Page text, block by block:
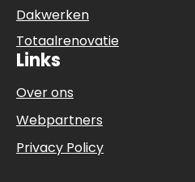
Dakwerken
Totaalrenovatie
Links
Over ons
Webpartners
Privacy Policy